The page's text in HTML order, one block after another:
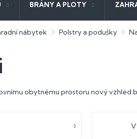
BRÁNY A PLOTY
nábytek Polstry a podušky
obytnému prostoru nový vzhled